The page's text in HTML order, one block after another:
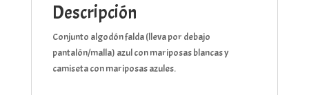
Descripción
Conjunto algodón falda (lleva por debajo
pantalón/malla) azul con mariposas blancas y
camiseta con mariposas azules.